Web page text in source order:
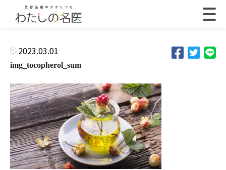
2023.03.01
img_tocopherol_sum